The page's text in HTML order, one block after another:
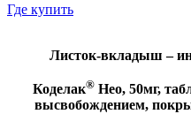
Где купить
Листок-вкладыш –
Коделак® Нео, 50мг,
высвобождением,